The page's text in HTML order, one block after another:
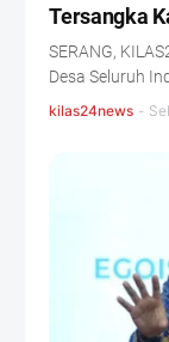
Tersangka
SERANG,
Desa Seluruh
kilas24news -